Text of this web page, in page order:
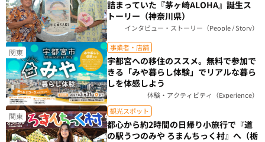
詰まっていた『茅ヶ崎ALOHA』誕生ス
トーリー（神奈川県）
インタビュー・ストーリー（People / Story）
関東 事業者・店舗
宇都宮への移住のススメ。無料で参加で
きる「みや暮らし体験」でリアルな暮ら
しを体感しよう
体験・アクティビティ（Experience）
関東 観光スポット
都心から約2時間の日帰り小旅行で『道
の駅うつのみや ろまんちっく村』へ（栃